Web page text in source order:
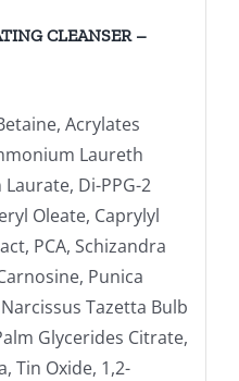
CLEANSER –
Acrylates
Laureth
Di-PPG-2
Oleate, Caprylyl
PCA, Schizandra
Punica
Tazetta Bulb
Glycerides Citrate,
Tin Oxide, 1,2-